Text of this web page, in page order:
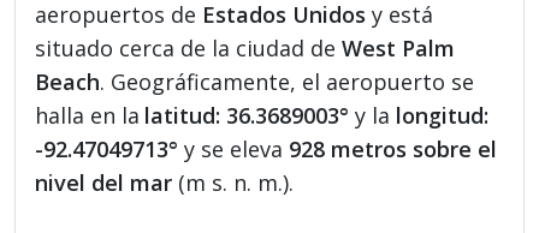
aeropuertos de Estados Unidos y está
situado cerca de la ciudad deWest Palm
Beach. Geográficamente, el aeropuerto se
halla en la latitud: 36.3689003° y la longitud:
-92.47049713° y se eleva 928 metros sobre el
nivel del mar (m s. n. m.).